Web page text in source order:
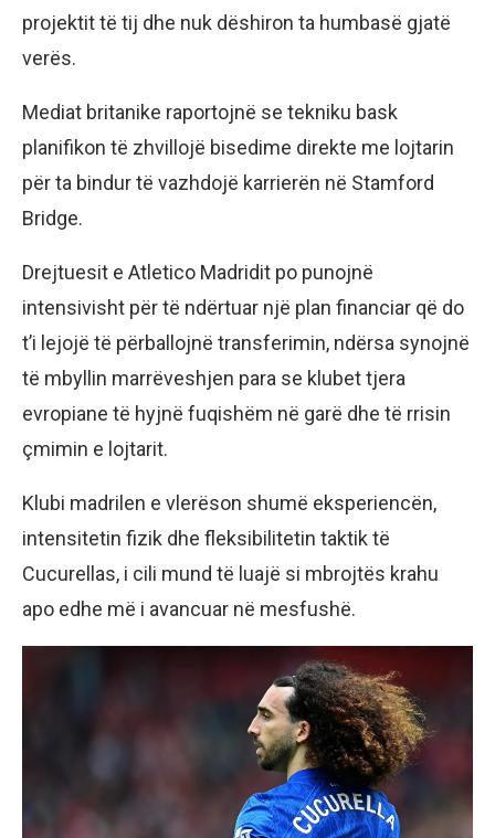
projektit të tij dhe nuk dëshiron ta humbasë gjatë
verës.
Mediat britanike raportojnë se tekniku bask
planifikon të zhvillojë bisedime direkte me lojtarin
për ta bindur të vazhdojë karrierën në Stamford
Bridge.
Drejtuesit e Atletico Madridit po punojnë
intensivisht për të ndërtuar një plan financiar që do
t’i lejojë të përballojnë transferimin, ndërsa synojnë
të mbyllin marrëveshjen para se klubet tjera
evropiane të hyjnë fuqishëm në garë dhe të rrisin
çmimin e lojtarit.
Klubi madrilen e vlerëson shumë eksperiencën,
intensitetin fizik dhe fleksibilitetin taktik të
Cucurellas, i cili mund të luajë si mbrojtës krahu
apo edhe më i avancuar në mesfushë.